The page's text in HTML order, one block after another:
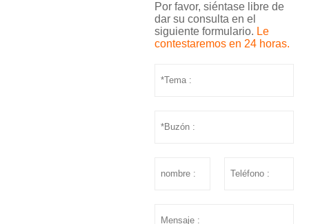
Por favor, siéntase libre de
dar su consulta en el
siguiente formulario. Le
contestaremos en 24 horas.